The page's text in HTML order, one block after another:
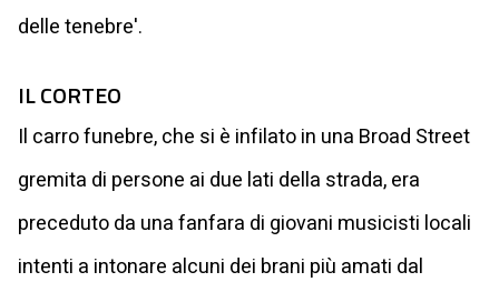
delle tenebre'.
IL CORTEO
Il carro funebre, che si è infilato in una Broad Street
gremita di persone ai due lati della strada, era
preceduto da una fanfara di giovani musicisti locali
intenti a intonare alcuni dei brani più amati dal